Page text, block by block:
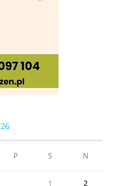
P S N
1 2